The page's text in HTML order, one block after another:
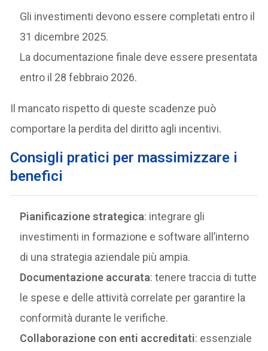
Gli investimenti devono essere completati entro il
31 dicembre 2025.
La documentazione finale deve essere presentata
entro il 28 febbraio 2026.
Il mancato rispetto di queste scadenze può
comportare la perdita del diritto agli incentivi.
Consigli pratici per massimizzare i
benefici
Pianificazione strategica: integrare gli
investimenti in formazione e software all’interno
di una strategia aziendale più ampia.
Documentazione accurata: tenere traccia di tutte
le spese e delle attività correlate per garantire la
conformità durante le verifiche.
Collaborazione con enti accreditati: essenziale